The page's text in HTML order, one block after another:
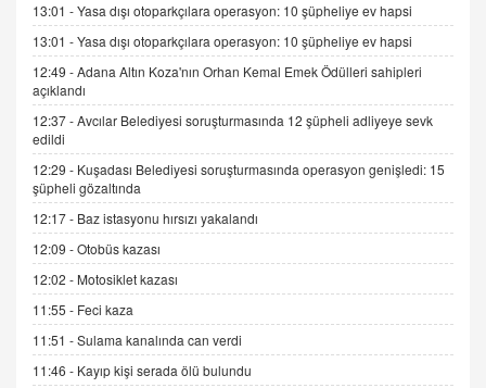
9.12.2025 10:11
İNCİ GÜL AKÖL
06.07.2026 13:00
ADEM AKÖL
Esed Destekçilerinin Yüzüne Vurulan Şamar:
Sednaya
11.12.2024 12:30
DR. EKREM ASLAN
Gerçek Ne, Algı Ne? "Beraber Yürüyoruz"
Cümlesinin Peşinden
19.07.2025 12:45
13:01 -Yasa dışı otoparkçılara operasyon: 10 şüpheliye ev hapsi
13:01 -Yasa dışı otoparkçılara operasyon: 10 şüpheliye ev hapsi
12:49 -Adana Altın Koza'nın Orhan Kemal Emek Ödülleri sahipleri
açıklandı
12:37 -Avcılar Belediyesi soruşturmasında 12 şüpheli adliyeye sevk
edildi
12:29 - Kuşadası Belediyesi soruşturmasında operasyon genişledi: 15
şüpheli gözaltında
12:17 - Baz istasyonu hırsızı yakalandı
12:09 -Otobüs kazası
12:02 - Motosiklet kazası
11:55 - Feci kaza
11:51 -Sulama kanalında can verdi
11:46 - Kayıp kişi serada ölü bulundu